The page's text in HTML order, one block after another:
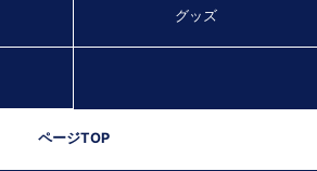
グッズ
ページTOP